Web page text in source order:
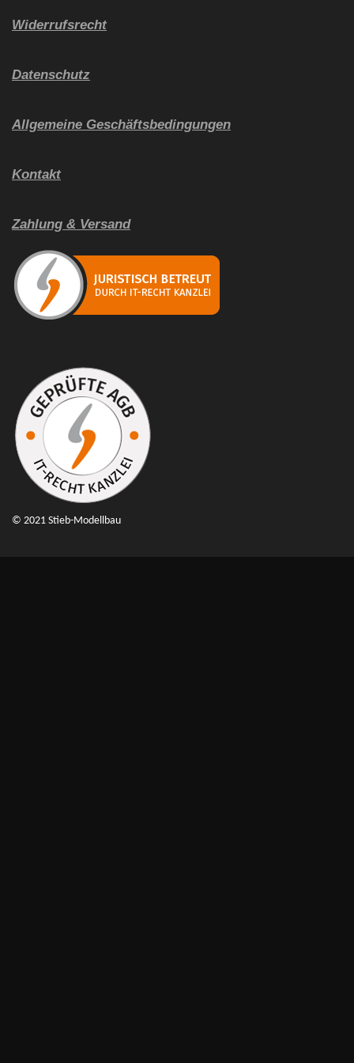
Widerrufsrecht
Datenschutz
Allgemeine Geschäftsbedingungen
Kontakt
Zahlung & Versand
© 2021 Stieb-Modellbau